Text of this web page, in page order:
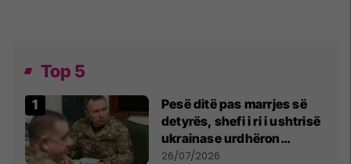
Top 5
Pesë ditë pas marrjes së
detyrës, shefi i ri i ushtrisë
ukrainase urdhëron
kontroll të madh
26/07/2026